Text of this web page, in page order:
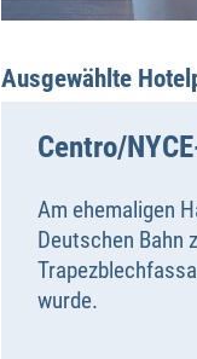
Ausgewählte
Centro/
Am ehemaligen
Deutschen Bahn
wurde.